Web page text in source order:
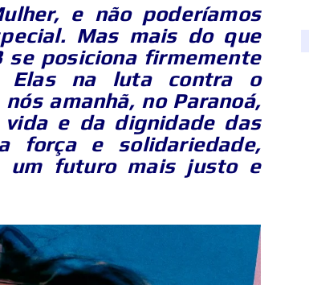
e não poderíamos
Mas mais do que
se posiciona firmemente
Elas na luta contra o
amanhã, no Paranoá,
e da dignidade das
força e solidariedade,
um futuro mais justo e